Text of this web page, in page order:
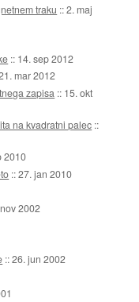
traku ::2. maj
:: 14. sep 2012
mar 2012
zapisa :: 15. okt
na kvadratni palec ::
2010
::27. jan 2010
2002
::26. jun 2002